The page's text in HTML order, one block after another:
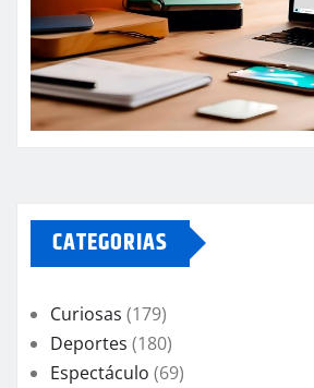
CATEGORIAS
Curiosas (179)
Deportes (180)
Espectáculo (69)